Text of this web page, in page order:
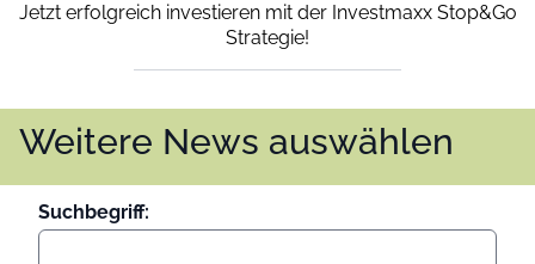
Jetzt erfolgreich investieren mit der Investmaxx Stop&Go
Strategie!
Weitere News auswählen
Suchbegriff: